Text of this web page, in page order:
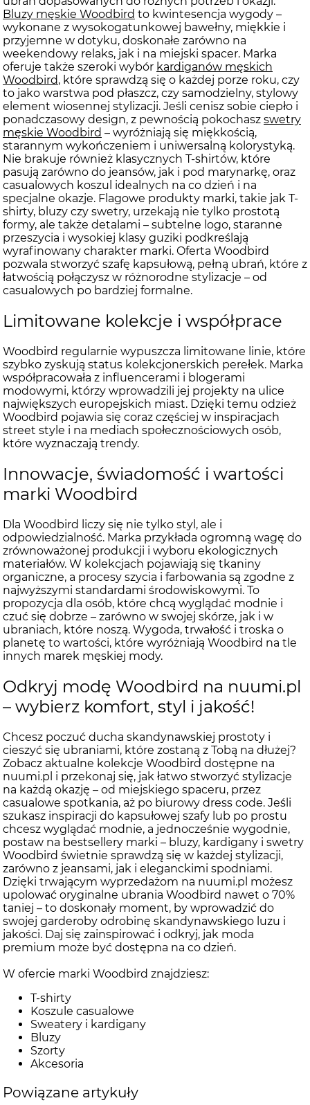
Bluzy męskie Woodbird to kwintesencja wygody –
wykonane z wysokogatunkowej bawełny, miękkie i
przyjemne w dotyku, doskonałe zarówno na
weekendowy relaks, jak i na miejski spacer. Marka
oferuje także szeroki wybór kardiganów męskich
Woodbird, które sprawdzą się o każdej porze roku, czy
to jako warstwa pod płaszcz, czy samodzielny, stylowy
element wiosennej stylizacji. Jeśli cenisz sobie ciepło i
ponadczasowy design, z pewnością pokochasz swetry
męskie Woodbird – wyróżniają się miękkością,
starannym wykończeniem i uniwersalną kolorystyką.
Nie brakuje również klasycznych T-shirtów, które
pasują zarówno do jeansów, jak i pod marynarkę, oraz
casualowych koszul idealnych na co dzień i na
specjalne okazje. Flagowe produkty marki, takie jak T-
shirty, bluzy czy swetry, urzekają nie tylko prostotą
formy, ale także detalami – subtelne logo, staranne
przeszycia i wysokiej klasy guziki podkreślają
wyrafinowany charakter marki. Oferta Woodbird
pozwala stworzyć szafę kapsułową, pełną ubrań, które z
łatwością połączysz w różnorodne stylizacje – od
casualowych po bardziej formalne.
Limitowane kolekcje i współprace
Woodbird regularnie wypuszcza limitowane linie, które
szybko zyskują status kolekcjonerskich perełek. Marka
współpracowała z influencerami i blogerami
modowymi, którzy wprowadzili jej projekty na ulice
największych europejskich miast. Dzięki temu odzież
Woodbird pojawia się coraz częściej w inspiracjach
street style i na mediach społecznościowych osób,
które wyznaczają trendy.
Innowacje, świadomość i wartości
marki Woodbird
Dla Woodbird liczy się nie tylko styl, ale i
odpowiedzialność. Marka przykłada ogromną wagę do
zrównoważonej produkcji i wyboru ekologicznych
materiałów. W kolekcjach pojawiają się tkaniny
organiczne, a procesy szycia i farbowania są zgodne z
najwyższymi standardami środowiskowymi. To
propozycja dla osób, które chcą wyglądać modnie i
czuć się dobrze – zarówno w swojej skórze, jak i w
ubraniach, które noszą. Wygoda, trwałość i troska o
planetę to wartości, które wyróżniają Woodbird na tle
innych marek męskiej mody.
Odkryj modę Woodbird na nuumi.pl
– wybierz komfort, styl i jakość!
Chcesz poczuć ducha skandynawskiej prostoty i
cieszyć się ubraniami, które zostaną z Tobą na dłużej?
Zobacz aktualne kolekcje Woodbird dostępne na
nuumi.pl i przekonaj się, jak łatwo stworzyć stylizacje
na każdą okazję – od miejskiego spaceru, przez
casualowe spotkania, aż po biurowy dress code. Jeśli
szukasz inspiracji do kapsułowej szafy lub po prostu
chcesz wyglądać modnie, a jednocześnie wygodnie,
postaw na bestsellery marki – bluzy, kardigany i swetry
Woodbird świetnie sprawdzą się w każdej stylizacji,
zarówno z jeansami, jak i eleganckimi spodniami.
Dzięki trwającym wyprzedażom na nuumi.pl możesz
upolować oryginalne ubrania Woodbird nawet o 70%
taniej – to doskonały moment, by wprowadzić do
swojej garderoby odrobinę skandynawskiego luzu i
jakości. Daj się zainspirować i odkryj, jak moda
premium może być dostępna na co dzień.
W ofercie marki Woodbird znajdziesz:
T-shirty
Koszule casualowe
Sweatery i kardigany
Bluzy
Szorty
Akcesoria
Powiązane artykuły